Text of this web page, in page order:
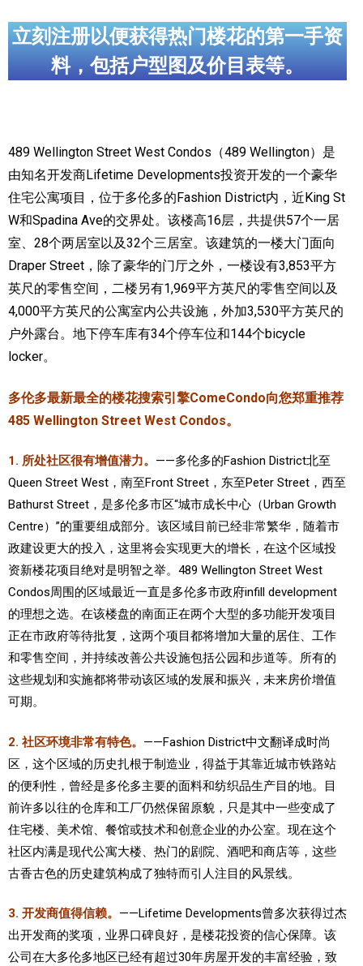
为什么移民加拿大
加拿大的历史文化
安大略省免费医疗保险
加拿大的福利制度
吃货眼中的加拿大地图
立刻注册以便获得热门楼花的第一手资
料，包括户型图及价目表等。
489 Wellington Street West Condos（489 Wellington）是
由知名开发商Lifetime Developments投资开发的一个豪华
住宅公寓项目，位于多伦多的Fashion District内，近King St
W和Spadina Ave的交界处。该楼高16层，共提供57个一居
室、28个两居室以及32个三居室。该建筑的一楼大门面向
Draper Street，除了豪华的门厅之外，一楼设有3,853平方
英尺的零售空间，二楼另有1,969平方英尺的零售空间以及
4,000平方英尺的公寓室内公共设施，外加3,530平方英尺的
户外露台。地下停车库有34个停车位和144个bicycle
locker。
多伦多最新最全的楼花搜索引擎ComeCondo向您郑重推荐
485 Wellington Street West Condos。
1. 所处社区很有增值潜力。 ——多伦多的Fashion District北至
Queen Street West，南至Front Street，东至Peter Street，西至
Bathurst Street，是多伦多市区“城市成长中心（Urban Growth
Centre）”的重要组成部分。该区域目前已经非常繁华，随着市
政建设更大的投入，这里将会实现更大的增长，在这个区域投
资新楼花项目绝对是明智之举。489 Wellington Street West
Condos周围的区域最近一直是多伦多市政府infill development
的理想之选。在该楼盘的南面正在两个大型的多功能开发项目
正在市政府等待批复，这两个项目都将增加大量的居住、工作
和零售空间，并持续改善公共设施包括公园和步道等。所有的
这些规划和实施都将带动该区域的发展和振兴，未来房价增值
可期。
2. 社区环境非常有特色。 ——Fashion District中文翻译成时尚
区，这个区域的历史扎根于制造业，得益于其靠近城市铁路站
的便利性，曾经是多伦多主要的面料和纺织品生产目的地。目
前许多以往的仓库和工厂仍然保留原貌，只是其中一些变成了
住宅楼、美术馆、餐馆或技术和创意企业的办公室。现在这个
社区内满是现代公寓大楼、热门的剧院、酒吧和商店等，这些
古香古色的历史建筑构成了独特而引人注目的风景线。
3. 开发商值得信赖。 ——Lifetime Developments曾多次获得过杰
出开发商的奖项，业界口碑良好，是楼花投资的信心保障。该
公司在大多伦多地区已经有超过30年房屋开发的丰富经验，致